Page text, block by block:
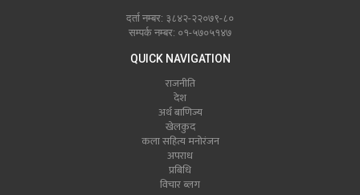
दर्ता नम्बर: ३८४२-२२०७९-८०
सम्पर्क नम्बर: ०१-५७०५१४७
QUICK NAVIGATION
राजनीति
देश
अर्थ बाणिज्य
खेलकुद
कला सहित्य मनोरंजन
अपराध
प्रबिधि
विचार ब्लग